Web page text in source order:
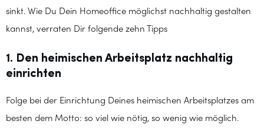
sinkt. Wie Du Dein Homeoffice möglichst nachhaltig gestalten
kannst, verraten Dir folgende zehn Tipps
1. Den heimischen Arbeitsplatz nachhaltig
einrichten
Folge bei der Einrichtung Deines heimischen Arbeitsplatzes am
besten dem Motto: so viel wie nötig, so wenig wie möglich.